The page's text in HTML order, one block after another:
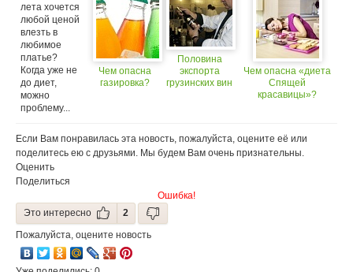
лета хочется
любой ценой
влезть в
любимое
платье?
Когда уже не
до диет,
можно
проблему...
Чем опасна
газировка?
Половина
экспорта
грузинских вин
Чем опасна «диета
Спящей
красавицы»?
Если Вам понравилась эта новость, пожалуйста, оцените её или
поделитесь ею с друзьями. Мы будем Вам очень признательны.
Оценить
Поделиться
Ошибка!
Это интересно
2
Пожалуйста, оцените новость